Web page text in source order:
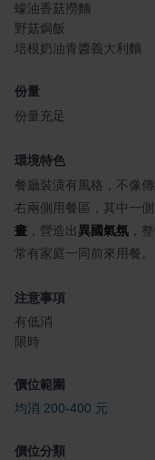
蠔油香菇撈麵
野菇焗飯
培根奶油青醬義大利麵
份量
份量充足
環境特色
餐廳裝潢有風格，不像
右兩側用餐區，其中一
畫 ，營造出異國氣氛 ，
常有家庭一同前來用餐。
注意事項
有低消
限時
價位範圍
均消 200-400 元
價位分類